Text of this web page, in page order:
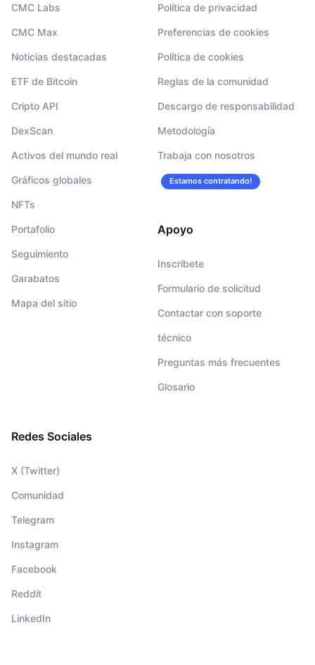
CMC Labs
CMC Max
Noticias destacadas
ETF de Bitcoin
Cripto API
DexScan
Activos del mundo real
Gráficos globales
NFTs
Portafolio
Seguimiento
Garabatos
Mapa del sitio
Política de privacidad
Preferencias de cookies
Política de cookies
Reglas de la comunidad
Descargo de responsabilidad
Metodología
Trabaja con nosotros
Estamos contratando!
Apoyo
Inscríbete
Formulario de solicitud
Contactar con soporte
técnico
Preguntas más frecuentes
Glosario
Redes Sociales
X (Twitter)
Comunidad
Telegram
Instagram
Facebook
Reddit
LinkedIn